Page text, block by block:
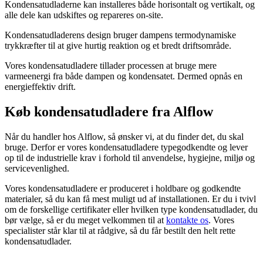
Kondensatudladerne kan installeres både horisontalt og vertikalt, og
alle dele kan udskiftes og repareres on-site.
Kondensatudladerens design bruger dampens termodynamiske
trykkræfter til at give hurtig reaktion og et bredt driftsområde.
Vores kondensatudladere tillader processen at bruge mere
varmeenergi fra både dampen og kondensatet. Dermed opnås en
energieffektiv drift.
Køb kondensatudladere fra Alflow
Når du handler hos Alflow, så ønsker vi, at du finder det, du skal
bruge. Derfor er vores kondensatudladere typegodkendte og lever
op til de industrielle krav i forhold til anvendelse, hygiejne, miljø og
servicevenlighed.
Vores kondensatudladere er produceret i holdbare og godkendte
materialer, så du kan få mest muligt ud af installationen. Er du i tvivl
om de forskellige certifikater eller hvilken type kondensatudlader, du
bør vælge, så er du meget velkommen til at kontakte os. Vores
specialister står klar til at rådgive, så du får bestilt den helt rette
kondensatudlader.